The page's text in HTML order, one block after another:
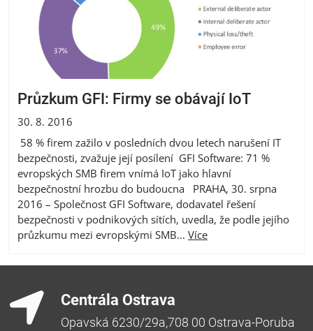
Průzkum GFI: Firmy se obávají IoT
30. 8. 2016
58 % firem zažilo v posledních dvou letech narušení IT
bezpečnosti, zvažuje její posílení GFI Software: 71 %
evropských SMB firem vnímá IoT jako hlavní
bezpečnostní hrozbu do budoucna PRAHA, 30. srpna
2016 – Společnost GFI Software, dodavatel řešení
bezpečnosti v podnikových sítích, uvedla, že podle jejího
průzkumu mezi evropskými SMB... Více
Centrála Ostrava
Opavská 6230/29a,708 00 Ostrava-Poruba